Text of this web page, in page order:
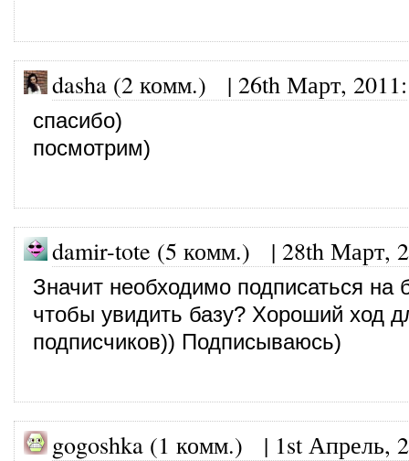
dasha (2 комм.) | 26th Март, 2011:
спасибо)
посмотрим)
damir-tote (5 комм.) | 28th Март,
Значит необходимо подписаться на
чтобы увидить базу? Хороший ход
подписчиков)) Подписываюсь)
gogoshka (1 комм.) | 1st Апрель,